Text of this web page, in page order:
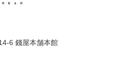
6 錢屋本舗本館